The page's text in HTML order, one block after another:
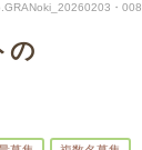
・008
の